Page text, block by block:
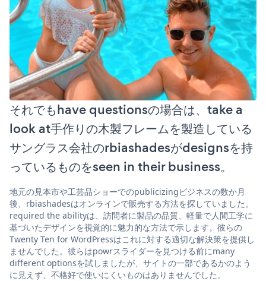
それでもhave questionsの場合は、take a
look at手作りの木製フレームを製造している
サングラス会社のrbiashadesがdesignsを持
っているものをseen in their business。
地元の見本市や工芸品ショーでのpublicizingビジネスの数か月
後、rbiashadesはオンラインで販売する方法を探していました。
required the abilityは、訪問者に製品の品質、軽量で人間工学に
基づいたデザインを視覚的に魅力的な方法で示します。彼らの
Twenty Ten for WordPressはこれに対する適切な解決策を提供し
ませんでした。彼らはpowrスライダーを見つける前にmany
different optionsを試しましたが、サイトの一部であるかのよう
に見えず、不格好で使いにくいものはありませんでした。